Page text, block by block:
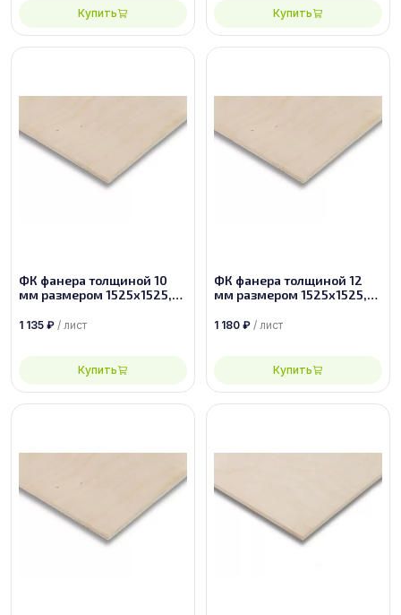
Купить Купить
ФК фанера толщиной 10
мм размером 1525х1525,
1 135 ₽ / лист
Купить
ФК фанера толщиной 12
мм размером 1525х1525,
1 180 ₽ / лист
Купить